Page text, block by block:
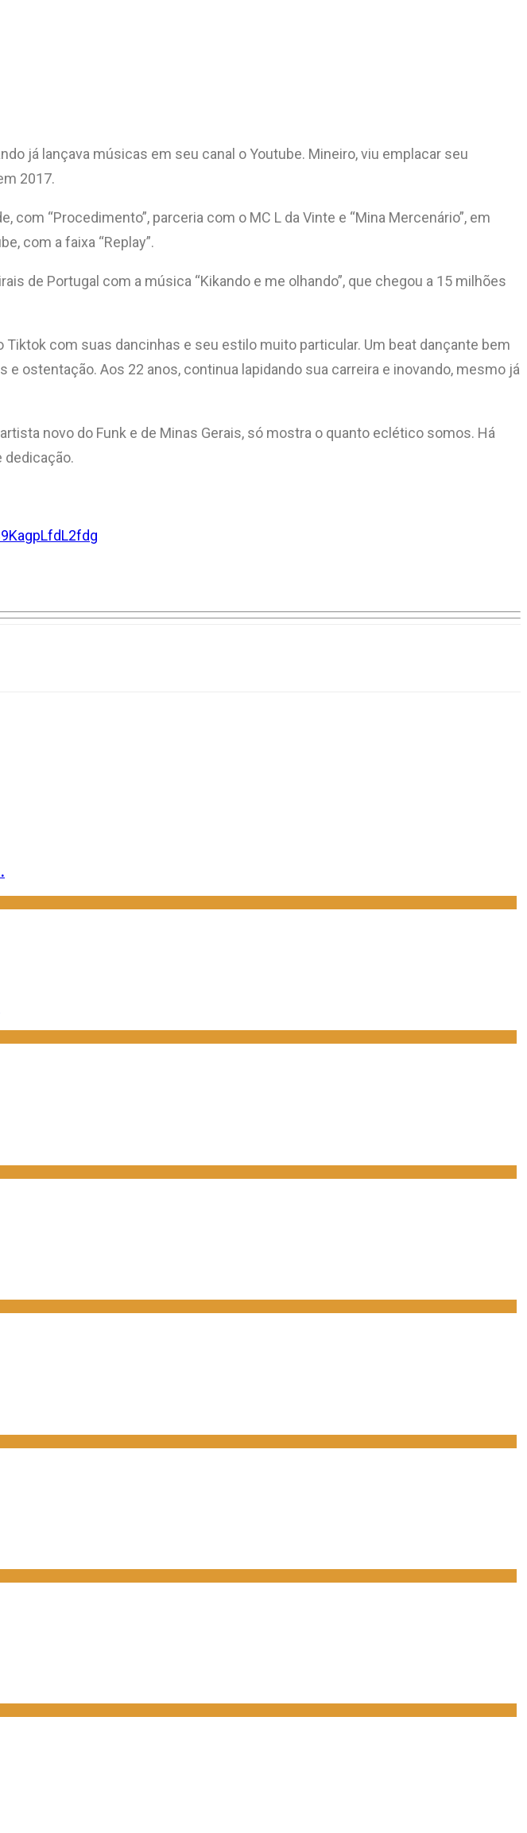
já lançava músicas em seu canal o Youtube. Mineiro, viu emplacar seu
2017.
“Procedimento”, parceria com o MC L da Vinte e “Mina Mercenário”, em
com a faixa “Replay”.
de Portugal com a música “Kikando e me olhando”, que chegou a 15 milhões
com suas dancinhas e seu estilo muito particular. Um beat dançante bem
ostentação. Aos 22 anos, continua lapidando sua carreira e inovando, mesmo já
novo do Funk e de Minas Gerais, só mostra o quanto eclético somos. Há
dedicação.